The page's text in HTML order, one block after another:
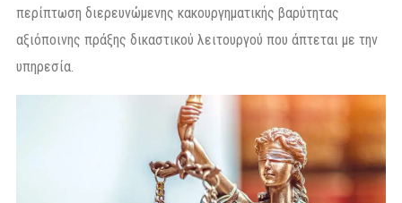
περίπτωση διερευνώμενης κακουργηματικής βαρύτητας
αξιόποινης πράξης δικαστικού λειτουργού που άπτεται με την
υπηρεσία.